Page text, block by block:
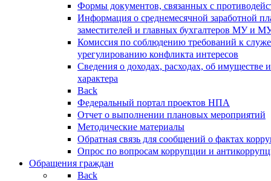
Формы документов, связанных с
Информация о среднемесячной заработной
заместителей и главных бухгалтеров МУ и
Комиссия по соблюдению требований к
урегулированию конфликта интересов
Сведения о доходах, расходах, об имуществе
характера
Back
Федеральный портал проектов НПА
Отчет о выполнении плановых мероприятий
Методические материалы
Обратная связь для сообщений о фактах
Опрос по вопросам коррупции и
Обращения граждан
Back